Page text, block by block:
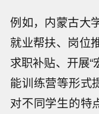
例如，内蒙古大
就业帮扶、岗位
求职补贴、开展“
能训练营等形式
对不同学生的特